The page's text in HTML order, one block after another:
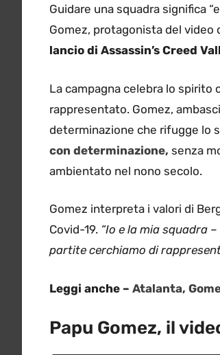
Guidare una squadra significa
Gomez, protagonista del video
lancio di Assassin’s Creed
La campagna celebra lo spirito
rappresentato. Gomez,
determinazione che rifugge lo
con determinazione, senza
ambientato nel nono secolo.
Gomez interpreta i valori di
Covid-19. “Io e la mia squadra
partite cerchiamo di
Leggi anche – Atalanta,
Papu Gomez, il